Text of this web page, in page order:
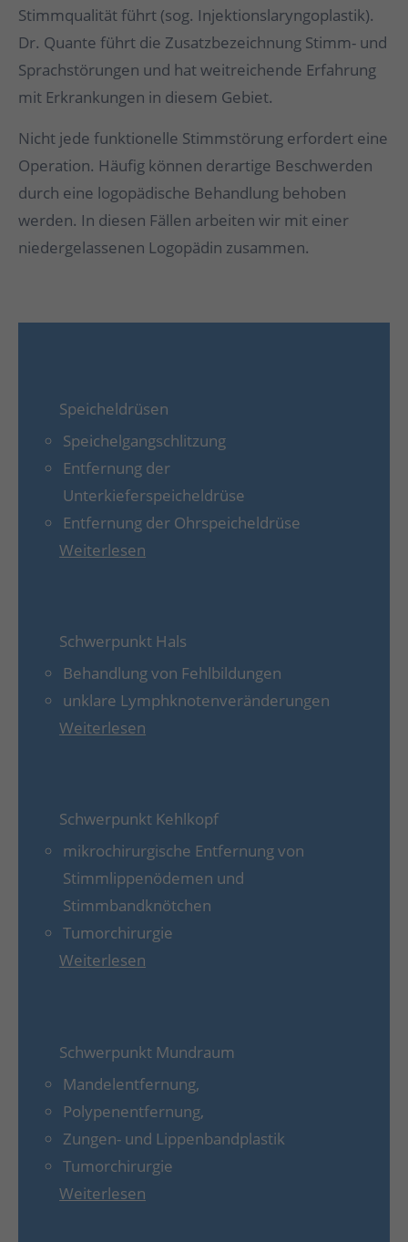
Stimmqualität führt (sog. Injektionslaryngoplastik).
Dr. Quante führt die Zusatzbezeichnung Stimm- und
Sprachstörungen und hat weitreichende Erfahrung
mit Erkrankungen in diesem Gebiet.
Nicht jede funktionelle Stimmstörung erfordert eine
Operation. Häufig können derartige Beschwerden
durch eine logopädische Behandlung behoben
werden. In diesen Fällen arbeiten wir mit einer
niedergelassenen Logopädin zusammen.
Speicheldrüsen
Speichelgangschlitzung
Entfernung der
Unterkieferspeicheldrüse
Entfernung der Ohrspeicheldrüse
Weiterlesen
Schwerpunkt Hals
Behandlung von Fehlbildungen
unklare Lymphknotenveränderungen
Weiterlesen
Schwerpunkt Kehlkopf
mikrochirurgische Entfernung von
Stimmlippenödemen und
Stimmbandknötchen
Tumorchirurgie
Weiterlesen
Schwerpunkt Mundraum
Mandelentfernung,
Polypenentfernung,
Zungen- und Lippenbandplastik
Tumorchirurgie
Weiterlesen